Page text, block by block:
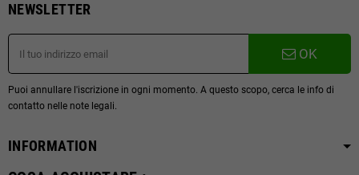
NEWSLETTER
OK
Puoi annullare l'iscrizione in ogni momento. A questo scopo, cerca le info di
contatto nelle note legali.
INFORMATION